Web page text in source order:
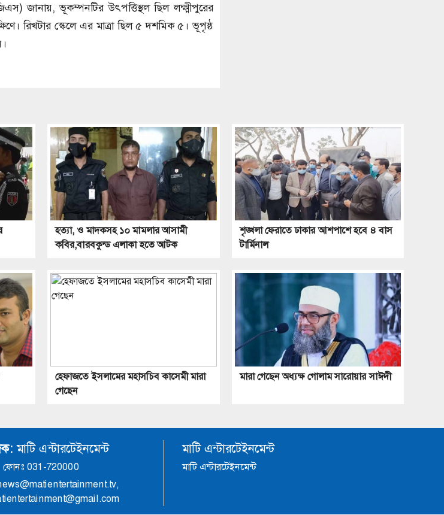
জানায়, ভূকম্পনটির উৎপত্তিস্থল ছিল লক্ষ্মীপুরের
রিখটার স্কেলে এর মাত্রা ছিল ৫ দশমিক ৫। ভূপৃষ্ঠ
হত্যা, ও মাদকসহ ১০ মামলার আসামী
কবির,বারবকুন্ড এলাকা হতে আটক
শৃঙ্খলা ফেরাতে ঢাকার আশপাশে হবে ৪ বাস
টার্মিনাল
হেফাজতে ইসলামের মহাসচিব কাসেমী মারা
গেছেন
মারা গেছেন অধ্যক্ষ গোলাম সারোয়ার সাঈদী
মাটি এন্টারটেইনমেন্ট
ফোনঃ 031-720000
মাটি এন্টারটেইনমেন্ট
মাটি এন্টারটেইনমেন্ট